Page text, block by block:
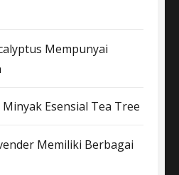
Mempunyai
Esensial Tea Tree
Memiliki Berbagai